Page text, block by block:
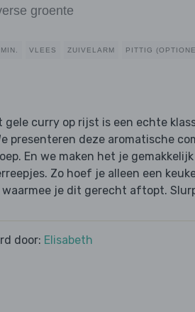
groente
VLEES ZUIVELARM PITTIG
gele curry op rijst is een echte
presenteren deze aromatische
En we maken het je
Zo hoef je alleen een
waarmee je dit gerecht aftopt.
door: Elisabeth